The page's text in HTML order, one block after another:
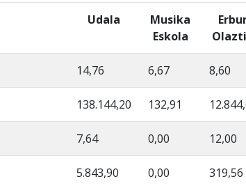
Udala
Musika
Eskola
Olazti
14,76 6,67 8,60
138.144,20 132,91
7,64 0,00 12,00
5.843,90 0,00 319,56